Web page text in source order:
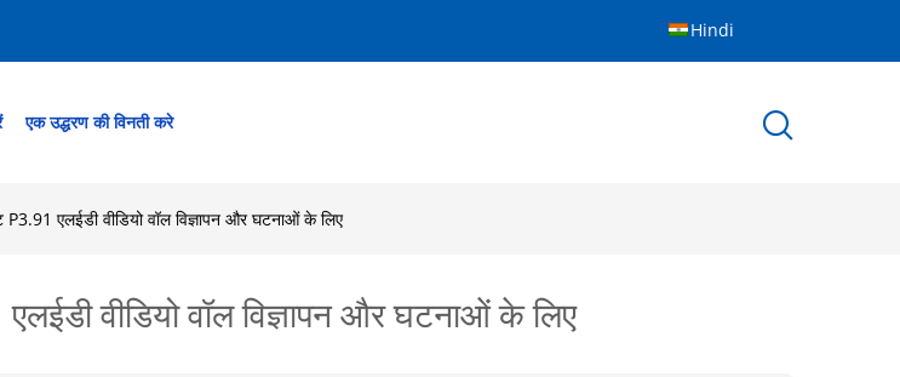
Hindi
एक उद्धरण की विनती करे
एलईडी वीडियो वॉल विज्ञापन और घटनाओं के लिए
वीडियो वॉल विज्ञापन और घटनाओं के लिए